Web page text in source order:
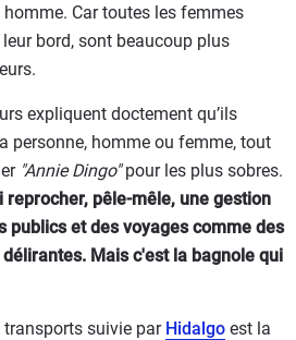
Car toutes les femmes
bord, sont beaucoup plus
expliquent doctement qu’ils
personne, homme ou femme, tout
"Annie Dingo"pour les plus sobres.
reprocher, pêle-mêle, une gestion
publics et des voyages comme des
Mais c'est la bagnole qui
suivie par Hidalgo est la